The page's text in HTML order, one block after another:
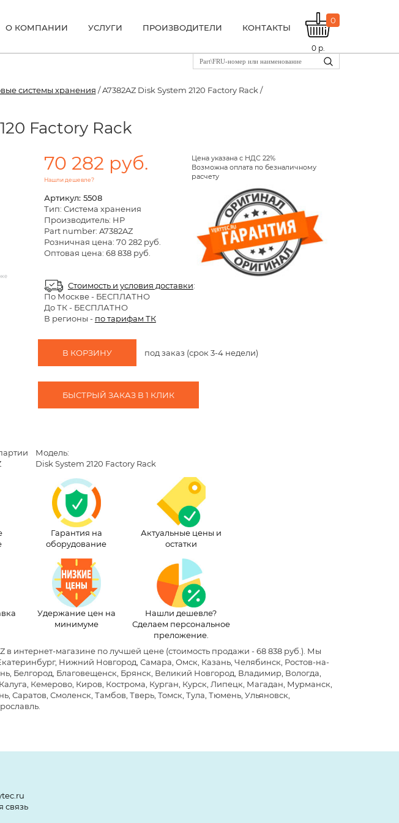
О КОМПАНИИ УСЛУГИ ПРОИЗВОДИТЕЛИ КОНТАКТЫ
0
0 р.
системы хранения / A7382AZ Disk System 2120 Factory Rack /
Factory Rack
70 282 руб.
Нашли дешевле?
Цена указана с НДС 22%
Возможна оплата по безналичному
расчету
Артикул: 5508
Тип: Система хранения
Производитель: HP
Part number: A7382AZ
Розничная цена: 70 282 руб.
Оптовая цена: 68 838 руб.
Стоимость и условия доставки:
По Москве- БЕСПЛАТНО
До ТК - БЕСПЛАТНО
В регионы - по тарифам ТК
В КОРЗИНУ под заказ (срок 3-4 недели)
БЫСТРЫЙ ЗАКАЗ В 1 КЛИК
Модель:
Disk System 2120 Factory Rack
Гарантия на
оборудование
Актуальные цены и
остатки
Удержание цен на
минимуме
Нашли дешевле?
Сделаем персональное
преложение.
в интернет-магазине по лучшей цене(стоимость продажи - 68 838 руб.) . Мы
Нижний Новгород, Самара, Омск, Казань, Челябинск, Ростов-на-
Белгород, Благовещенск, Брянск, Великий Новгород, Владимир, Вологда,
Кемерово, Киров, Кострома, Курган, Курск, Липецк, Магадан, Мурманск,
Саратов, Смоленск, Тамбов, Тверь, Томск, Тула, Тюмень, Ульяновск,
связь